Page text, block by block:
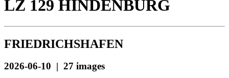
LZ 129 HINDENBURG
FRIEDRICHSHAFEN
2026-06-10 | 27 images